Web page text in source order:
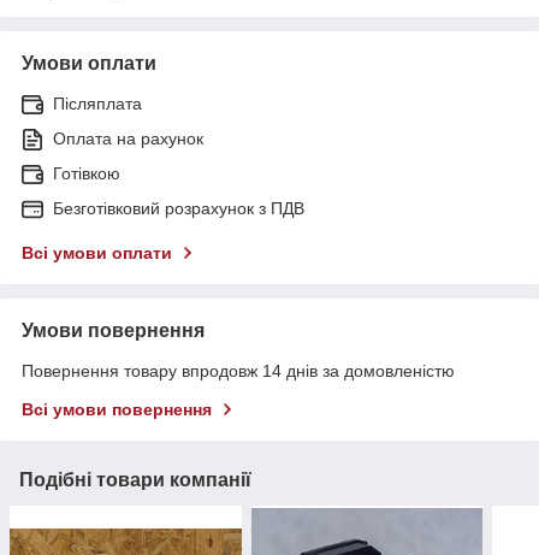
Умови оплати
Післяплата
Оплата на рахунок
Готівкою
Безготівковий розрахунок з ПДВ
Всі умови оплати
Умови повернення
Повернення товару впродовж 14 днів за домовленістю
Всі умови повернення
Подібні товари компанії